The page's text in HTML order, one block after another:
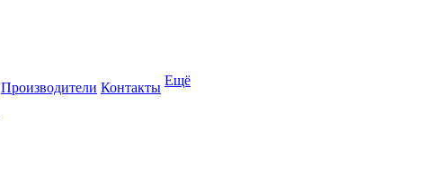
Производители Контакты Ещё